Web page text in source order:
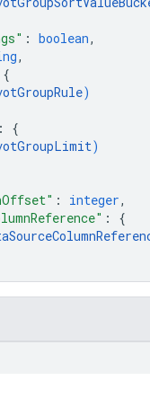
: boolean,
,
{
)
: {
)
: integer,
: {